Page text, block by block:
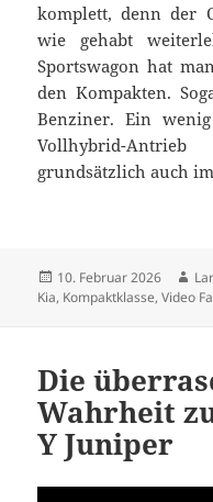
komplett, denn der
wie gehabt
Sportswagon hat
den Kompakten.
Benziner. Ein
Vollhybrid-
grundsätzlich auch
Veröffentlicht
am
10. Februar 2026
Kia, Kompaktklasse,Video
Die
Wahrheit
Y Juniper